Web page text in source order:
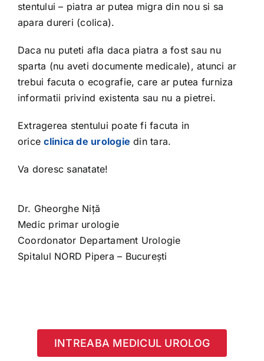
stentului – piatra ar putea migra din nou si sa
apara dureri (colica).
Daca nu puteti afla daca piatra a fost sau nu
sparta (nu aveti documente medicale), atunci ar
trebui facuta o ecografie, care ar putea furniza
informatii privind existenta sau nu a pietrei.
Extragerea stentului poate fi facuta in
oriceclinica de urologie din tara.
Va doresc sanatate!
Dr. Gheorghe Niță
Medic primar urologie
Coordonator Departament Urologie
Spitalul NORD Pipera – București
INTREABA MEDICUL UROLOG